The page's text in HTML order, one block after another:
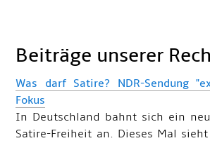
Beiträge unserer
Was darf Satire? NDR-Sendung
Fokus
In Deutschland bahnt sich ein
Satire-Freiheit an. Dieses Mal